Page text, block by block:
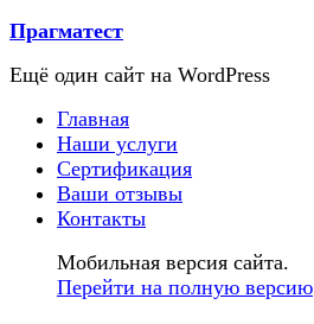
Прагматест
Ещё один сайт на WordPress
Главная
Наши услуги
Сертификация
Ваши отзывы
Контакты
Мобильная версия сайта.
Перейти на полную версию